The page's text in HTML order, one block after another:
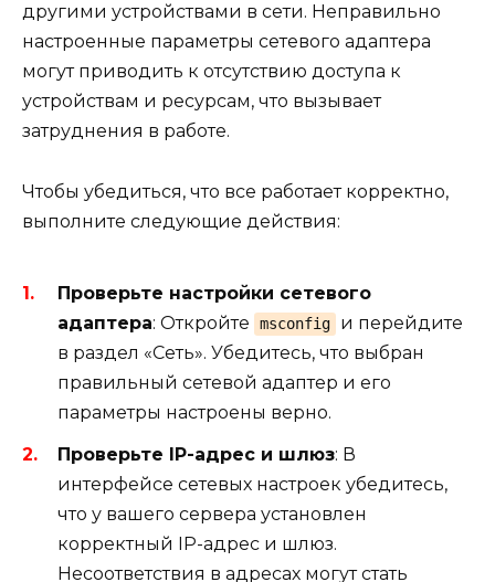
другими устройствами в сети. Неправильно
настроенные параметры сетевого адаптера
могут приводить к отсутствию доступа к
устройствам и ресурсам, что вызывает
затруднения в работе.
Чтобы убедиться, что все работает корректно,
выполните следующие действия:
Проверьте настройки сетевого
адаптера: Откройте msconfig
и перейдите
в раздел «Сеть». Убедитесь, что выбран
правильный сетевой адаптер и его
параметры настроены верно.
Проверьте IP-адрес и шлюз: В
интерфейсе сетевых настроек убедитесь,
что у вашего сервера установлен
корректный IP-адрес и шлюз.
Несоответствия в адресах могут стать